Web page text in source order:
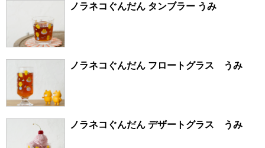
ノラネコぐんだん タンブラー うみ
ノラネコぐんだん フロートグラス うみ
ノラネコぐんだん デザートグラス うみ